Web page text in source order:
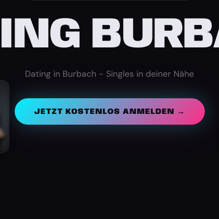
Dating in Burbach - Singles in deiner Nähe
JETZT KOSTENLOS ANMELDEN →